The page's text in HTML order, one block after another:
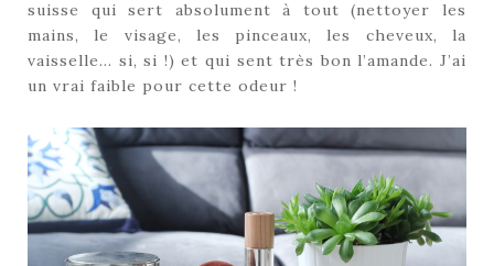
suisse qui sert absolument à tout (nettoyer les
mains, le visage, les pinceaux, les cheveux, la
vaisselle… si, si !) et qui sent très bon l’amande. J’ai
un vrai faible pour cette odeur !